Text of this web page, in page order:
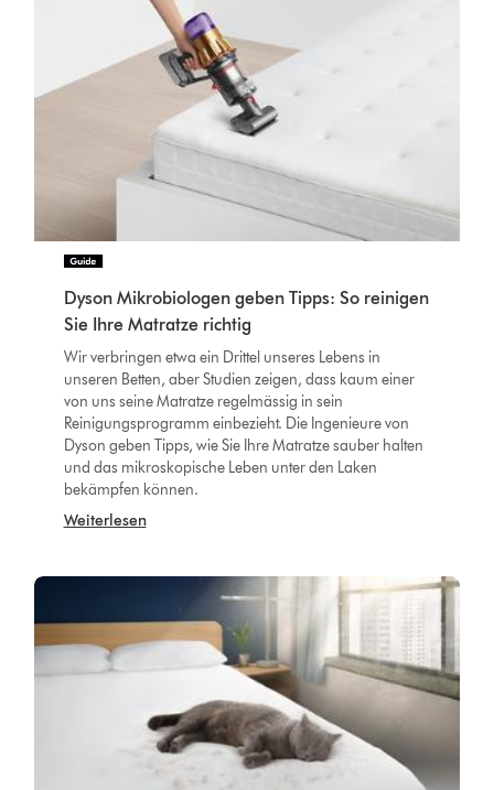
Dyson Mikrobiologen geben Tipps: So reinigen
Sie Ihre Matratze richtig
Wir verbringen etwa ein Drittel unseres Lebens in
unseren Betten, aber Studien zeigen, dass kaum einer
von uns seine Matratze regelmässig in sein
Reinigungsprogramm einbezieht. Die Ingenieure von
Dyson geben Tipps, wie Sie Ihre Matratze sauber halten
und das mikroskopische Leben unter den Laken
bekämpfen können.
Weiterlesen